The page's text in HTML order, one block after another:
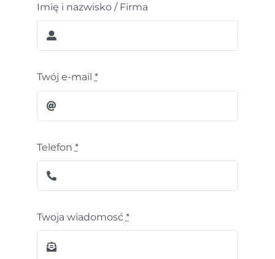
Imię i nazwisko / Firma
Twój e-mail *
Telefon *
Twoja wiadomosć *